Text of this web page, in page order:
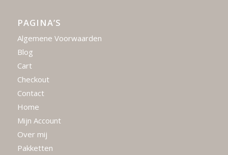
PAGINA’S
Algemene Voorwaarden
Blog
Cart
Checkout
Contact
Home
Mijn Account
Over mij
Pakketten